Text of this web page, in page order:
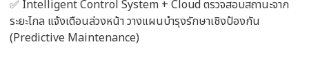
✅ Intelligent Control System + Cloud ตรวจสอบสถานะจาก
ระยะไกล แจ้งเตือนล่วงหน้า วางแผนบำรุงรักษาเชิงป้องกัน
(Predictive Maintenance)